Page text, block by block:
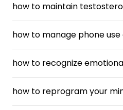
how to maintain
how to manage phone
how to recognize
how to reprogram your